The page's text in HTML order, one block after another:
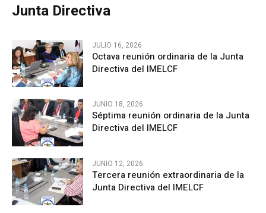
Junta Directiva
JULIO 16, 2026
Octava reunión ordinaria de la Junta
Directiva del IMELCF
JUNIO 18, 2026
Séptima reunión ordinaria de la Junta
Directiva del IMELCF
JUNIO 12, 2026
Tercera reunión extraordinaria de la
Junta Directiva del IMELCF